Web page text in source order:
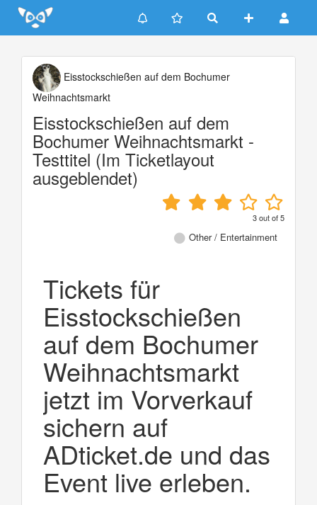
Update cookies preferences
Eisstockschießen auf dem Bochumer
Weihnachtsmarkt
Eisstockschießen auf dem
Bochumer Weihnachtsmarkt -
Testtitel (Im Ticketlayout
ausgeblendet)
3out of5
Other / Entertainment
Tickets für
Eisstockschießen
auf dem Bochumer
Weihnachtsmarkt
jetzt im Vorverkauf
sichern auf
ADticket.de und das
Event live erleben.